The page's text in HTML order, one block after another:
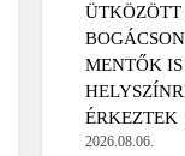
ÜTKÖZÖTT
MENTŐK
ÉRKEZTEK
2026.08.06.